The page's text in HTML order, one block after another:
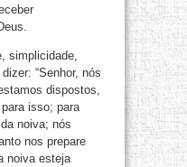
simplicidade,
“Senhor, nós
dispostos,
isso; para
noiva; nós
nos prepare
noiva esteja